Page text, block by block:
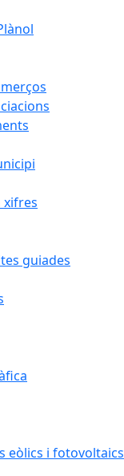
xifres
guiades
eòlics i fotovoltaics